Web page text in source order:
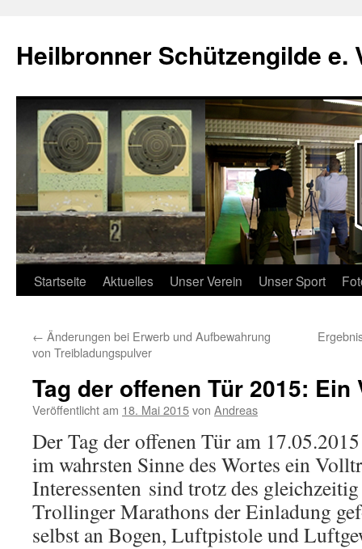
springen
Heilbronner Schützengilde e.
Startseite Aktuelles Unser Verein Unser Sport
← Änderungen bei Erwerb und Aufbewahrung
von Treibladungspulver
Tag der offenen Tür 2015:
Veröffentlicht am 18. Mai 2015von Andreas
Der Tag der offenen Tür am
im wahrsten Sinne des Wortes ein
Interessenten sind trotz des
Trollinger Marathons der Einladung
selbst an Bogen, Luftpistole und